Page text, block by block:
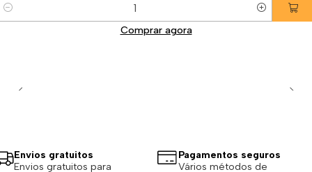
Comprar agora
Envios gratuitos
Envios gratuitos para
Pagamentos seguros
Vários métodos de